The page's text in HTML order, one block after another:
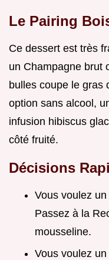
Le Pairing
Ce dessert est très
un Champagne brut
bulles coupe le gras
option sans alcool,
infusion hibiscus
côté fruité.
Décisions
Vous voulez
Passez à la
mousseline.
Vous voulez